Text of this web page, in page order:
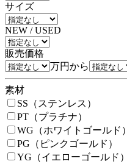
サイズ
NEW / USED
販売価格
万円から
素材
SS（ステンレス）
PT（プラチナ）
WG（ホワイトゴールド）
PG（ピンクゴールド）
YG（イエローゴールド）